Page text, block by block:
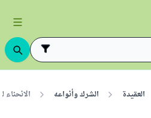
العقيدة الشرك وأنواعه الانحناء